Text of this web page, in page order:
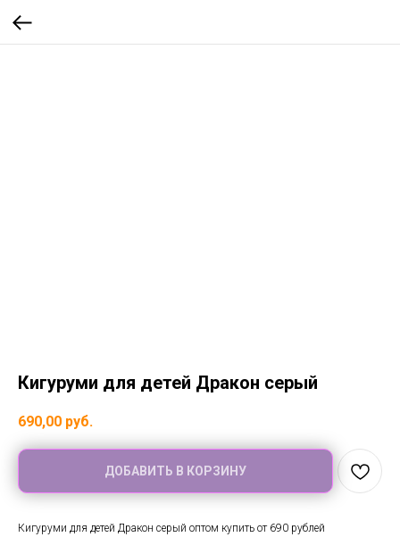
Кигуруми для детей Дракон серый
690,00 руб.
ДОБАВИТЬ В КОРЗИНУ
Кигуруми для детей Дракон серый оптом купить от 690 рублей